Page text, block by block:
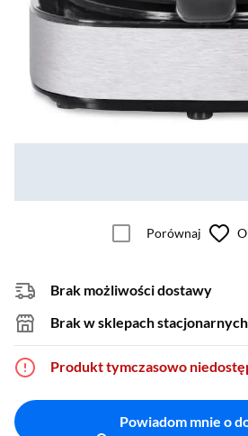
Porównaj
Brak możliwości dostawy
Brak w sklepach stacjonarnych
Produkt tymczasowo
Powiadom mnie o